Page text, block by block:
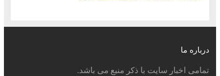
درباره ما
تمامی اخبار سایت با ذکر منبع می باشد.